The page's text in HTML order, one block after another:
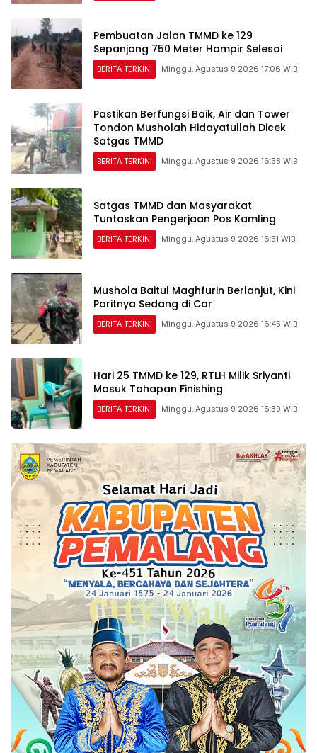
Pembuatan Jalan TMMD ke 129
Sepanjang 750 Meter Hampir Selesai
BERITA TERKINI Minggu, Agustus 9 2026 17:06 WIB
Pastikan Berfungsi Baik, Air dan Tower
Tondon Musholah Hidayatullah Dicek
Satgas TMMD
BERITA TERKINI Minggu, Agustus 9 2026 16:58 WIB
Satgas TMMD dan Masyarakat
Tuntaskan Pengerjaan Pos Kamling
BERITA TERKINI Minggu, Agustus 9 2026 16:51 WIB
Mushola Baitul Maghfurin Berlanjut, Kini
Paritnya Sedang di Cor
BERITA TERKINI Minggu, Agustus 9 2026 16:45 WIB
Hari 25 TMMD ke 129, RTLH Milik Sriyanti
Masuk Tahapan Finishing
BERITA TERKINI Minggu, Agustus 9 2026 16:39 WIB